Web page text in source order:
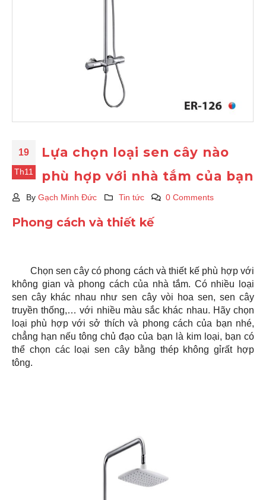
19
Th11
Lựa chọn loại sen cây nào
phù hợp với nhà tắm của bạn
By Gạch Minh Đức Tin tức 0 Comments
Phong cách và thiết kế
Chọn sen cây có phong cách và thiết kế phù hợp với
không gian và phong cách của nhà tắm. Có nhiều loại
sen cây khác nhau như sen cây vòi hoa sen, sen cây
truyền thống,… với nhiều màu sắc khác nhau. Hãy chọn
loại phù hợp với sở thích và phong cách của bạn nhé,
chẳng hạn nếu tông chủ đạo của bạn là kim loại, bạn có
thể chọn các loại sen cây bằng thép không gỉrất hợp
tông.